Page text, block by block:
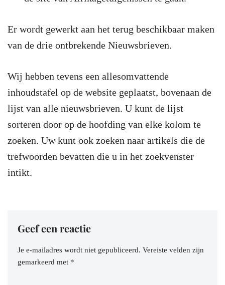
Er wordt gewerkt aan het terug beschikbaar maken
van de drie ontbrekende Nieuwsbrieven.
Wij hebben tevens een allesomvattende
inhoudstafel op de website geplaatst, bovenaan de
lijst van alle nieuwsbrieven. U kunt de lijst
sorteren door op de hoofding van elke kolom te
zoeken. Uw kunt ook zoeken naar artikels die de
trefwoorden bevatten die u in het zoekvenster
intikt.
Geef een reactie
Je e-mailadres wordt niet gepubliceerd. Vereiste velden zijn
gemarkeerd met *